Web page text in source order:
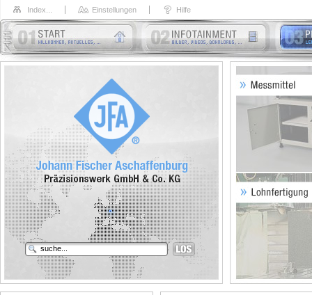
Index... Einstellungen Hilfe